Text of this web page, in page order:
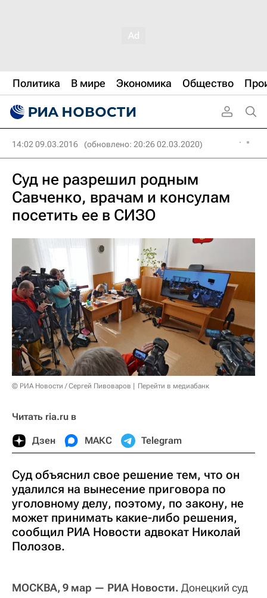
Политика В мире Экономика Общество
14:02 09.03.2016 (обновлено: 20:26 02.03.2020)
Суд не разрешил родным
Савченко, врачам и консулам
посетить ее в СИЗО
© РИА Новости / Сергей Пивоваров Перейти в медиабанк
Читать ria.ru в
Дзен МАКС Telegram
Суд объяснил свое решение тем, что он
удалился на вынесение приговора по
уголовному делу, поэтому, по закону, не
может принимать какие-либо решения,
сообщил РИА Новости адвокат Николай
Полозов.
МОСКВА, 9 мар — РИА Новости. Донецкий суд